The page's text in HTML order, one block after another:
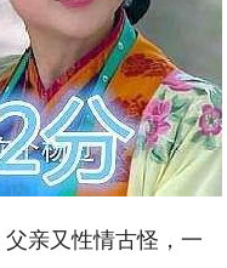
亲又性情古怪，一